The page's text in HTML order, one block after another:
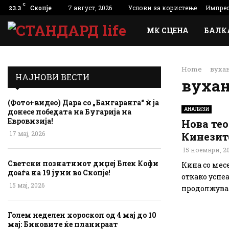
23.3 C Скопје 7 август, 2026 Услови за користење
МК СЦЕНА
Home
АНАЛИЗИ
Нова
15 ноември,
Кина со
откако
НАЈНОВИ ВЕСТИ
(Фото+видео) Дара со „Бангаранга“ ѝ ја
донесе победата на Бугарија на
Евровизија!
17 мај, 2026
Светски познатниот диџеј Блек Кофи
доаѓа на 19 јуни во Скопје!
15 мај, 2026
Голем неделен хороскоп од 4 мај до 10
мај: Биковите ќе планираат